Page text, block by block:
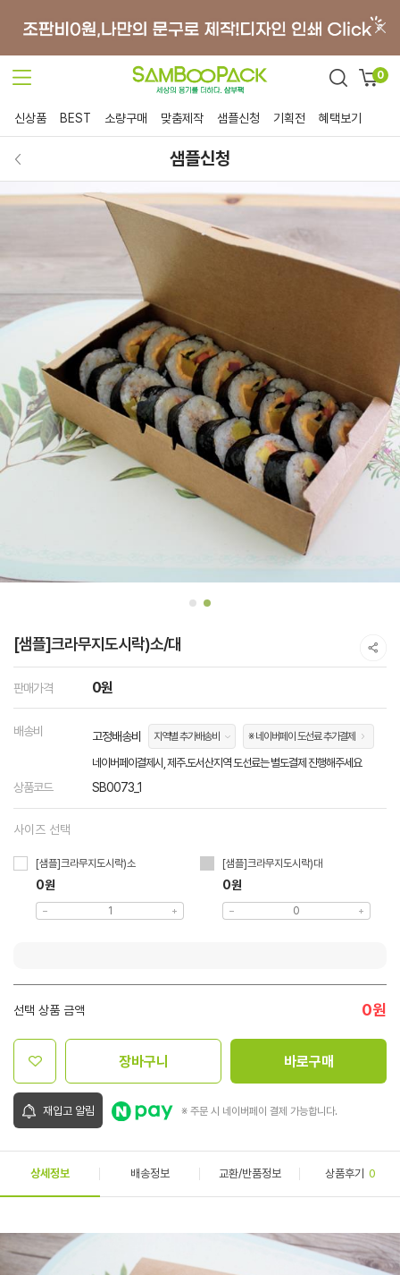
0
신상품 BEST 소량구매 맞춤제작 샘플신청 기획전 혜택보기
샘플신청
[샘플]크라무지도시락)소/대
판매가격 0원
배송비 고정배송비 지역별 추가배송비 ※ 네이버페이 도선료 추가결제
네이버페이결제시, 제주.도서산지역 도선료는 별도결제 진행해주세요
상품코드 SB0073_1
사이즈 선택
[샘플]크라무지도시락)소
0원
[샘플]크라무지도시락)대
0원
선택 상품 금액 0원
장바구니 바로구매
재입고 알림 ※ 주문 시 네이버페이 결제 가능합니다.
상세정보 배송정보 교환/반품정보 상품후기 0